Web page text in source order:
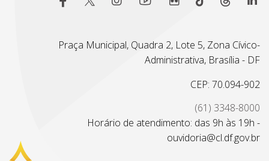
Praça Municipal, Quadra 2, Lote 5, Zona Cívico-
Administrativa, Brasília - DF
CEP: 70.094-902
(61) 3348-8000
Horário de atendimento: das 9h às 19h -
ouvidoria@cl.df.gov.br